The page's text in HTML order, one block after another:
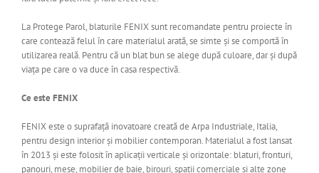
La Protege Parol, blaturile FENIX sunt recomandate pentru proiecte în
care contează felul în care materialul arată, se simte și se comportă în
utilizarea reală. Pentru că un blat bun se alege după culoare, dar și după
viața pe care o va duce în casa respectivă.
Ce este FENIX
FENIX este o suprafață inovatoare creată de Arpa Industriale, Italia,
pentru design interior și mobilier contemporan. Materialul a fost lansat
în 2013 și este folosit în aplicații verticale și orizontale: blaturi, fronturi,
panouri, mese, mobilier de baie, birouri, spații comerciale și alte zone